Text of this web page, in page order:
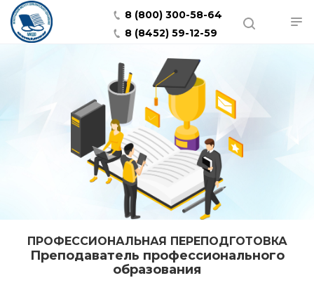
8 (800) 300-58-64
8 (8452) 59-12-59
ПРОФЕССИОНАЛЬНАЯ ПЕРЕПОДГОТОВКА
Преподаватель профессионального
образования